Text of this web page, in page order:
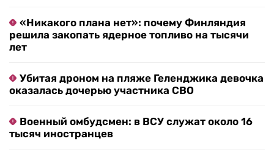
«Никакого плана нет»: почему Финляндия
решила закопать ядерное топливо на тысячи
лет
Убитая дроном на пляже Геленджика девочка
оказалась дочерью участника СВО
Военный омбудсмен: в ВСУ служат около 16
тысяч иностранцев